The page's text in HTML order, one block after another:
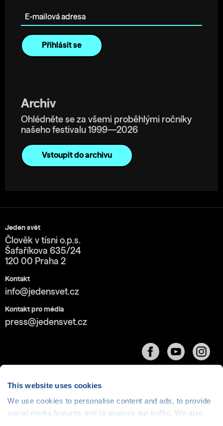
This website uses cookies
We use cookies to personalise content and ads, to provide
social media features and to analyse our traffic. We also
Archiv
Ohlédněte se za všemi proběhlými ročníky
našeho festivalu 1999—2026
Vstoupit do archivu
Jeden svět
Člověk v tísni o.p.s.
Šafaříkova 635/24
120 00 Praha 2
Kontakt
info@jedensvet.cz
Kontakt pro média
press@jedensvet.cz
Cookies| © 1999-2026 Člověk v tísni o.p.s., web běží